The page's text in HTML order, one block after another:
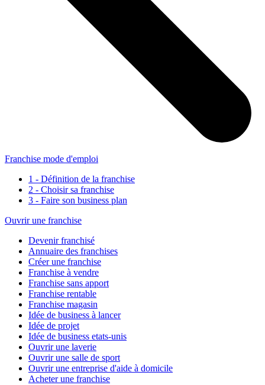
Franchise mode d'emploi
1 - Définition de la franchise
2 - Choisir sa franchise
3 - Faire son business plan
Ouvrir une franchise
Devenir franchisé
Annuaire des franchises
Créer une franchise
Franchise à vendre
Franchise sans apport
Franchise rentable
Franchise magasin
Idée de business à lancer
Idée de projet
Idée de business etats-unis
Ouvrir une laverie
Ouvrir une salle de sport
Ouvrir une entreprise d'aide à domicile
Acheter une franchise